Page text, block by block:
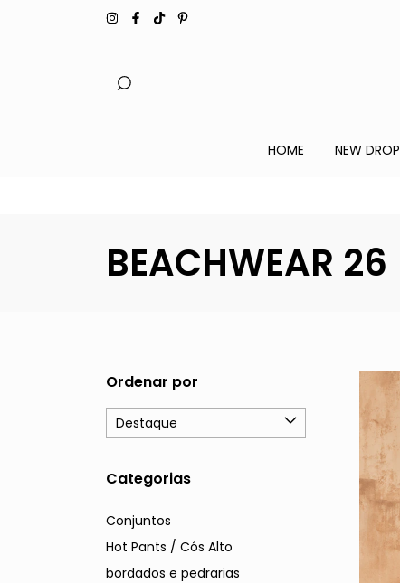
HOME NEW DROP
BEACHWEAR 26
Ordenar por
Categorias
Conjuntos
Hot Pants / Cós Alto
bordados e pedrarias